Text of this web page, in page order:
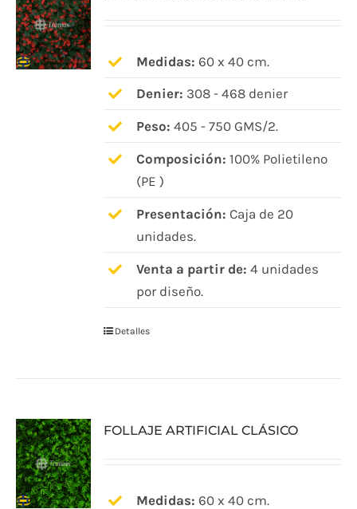
Medidas: 60 x 40 cm.
Denier: 308 - 468 denier
Peso: 405 - 750 GMS/2.
Composición: 100% Polietileno
(PE )
Presentación: Caja de 20
unidades.
Venta a partir de: 4 unidades
por diseño.
Detalles
FOLLAJE ARTIFICIAL CLÁSICO
Medidas: 60 x 40 cm.